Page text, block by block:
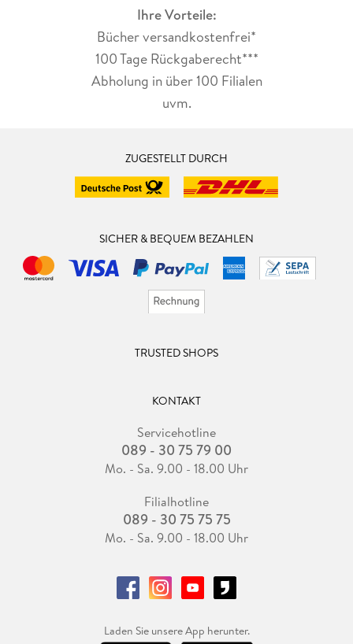
Ihre Vorteile:
Bücher versandkostenfrei*
100 Tage Rückgaberecht***
Abholung in über 100 Filialen
uvm.
ZUGESTELLT DURCH
SICHER & BEQUEM BEZAHLEN
TRUSTED SHOPS
KONTAKT
Servicehotline
089 - 30 75 79 00
Mo. - Sa. 9.00 - 18.00 Uhr
Filialhotline
089 - 30 75 75 75
Mo. - Sa. 9.00 - 18.00 Uhr
Laden Sie unsere App herunter.